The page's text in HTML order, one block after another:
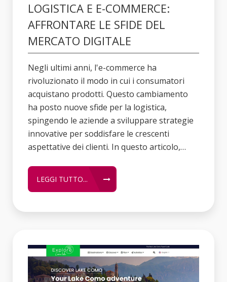
LOGISTICA E E-COMMERCE:
AFFRONTARE LE SFIDE DEL
MERCATO DIGITALE
Negli ultimi anni, l'e-commerce ha
rivoluzionato il modo in cui i consumatori
acquistano prodotti. Questo cambiamento
ha posto nuove sfide per la logistica,
spingendo le aziende a sviluppare strategie
innovative per soddisfare le crescenti
aspettative dei clienti. In questo articolo,…
LEGGI TUTTO...